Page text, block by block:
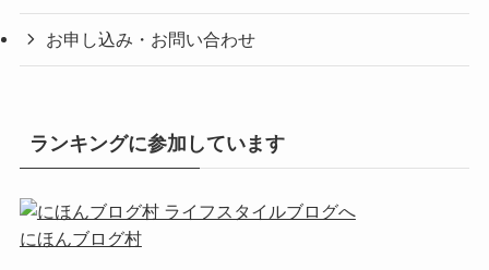
お申し込み・お問い合わせ
ランキングに参加しています
にほんブログ村